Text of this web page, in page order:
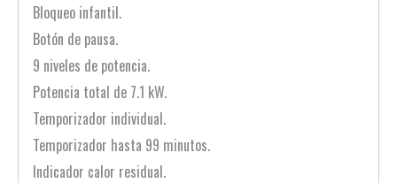
Bloqueo infantil.
Botón de pausa.
9 niveles de potencia.
Potencia total de 7.1 kW.
Temporizador individual.
Temporizador hasta 99 minutos.
Indicador calor residual.